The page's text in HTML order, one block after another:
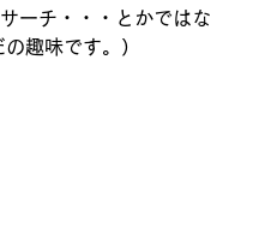
ーチ・・・とかではな
趣味です。）